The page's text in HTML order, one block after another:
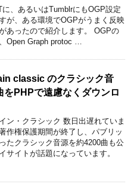
、あるいはTumblrにもOGP設定
が、ある環境でOGPがうまく反映
あったので紹介します。 OGPの
Open Graph protoc …
classic のクラシック音
をPHPで遠慮なくダウンロ
ン・クラシック 数日出遅れていま
作権保護期間が終了し、パブリッ
たクラシック音源を約4200曲も公
サイトが話題になっています。